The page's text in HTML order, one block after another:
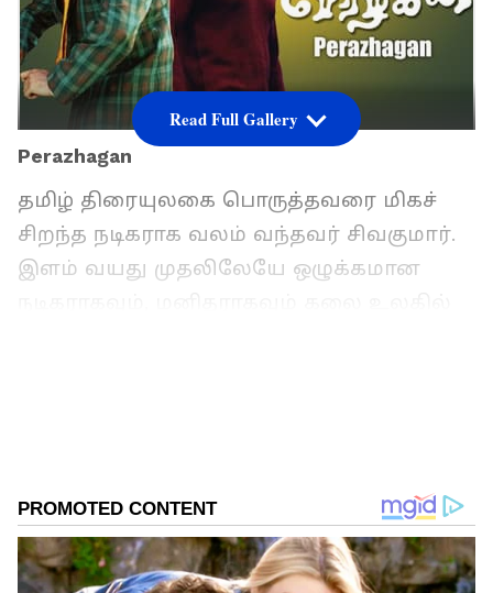
Perazhagan
தமிழ் திரையுலகை பொருத்தவரை மிகச்
சிறந்த நடிகராக வலம் வந்தவர் சிவகுமார்.
இளம் வயது முதலிலேயே ஒழுக்கமான
கூட இல்லாமல் பயணித்து வரும் வெகு சில
நடிகர்களில் சிவகுமாரின் இரண்டு
மகன்களும் அடக்கம்.
Read Full Gallery